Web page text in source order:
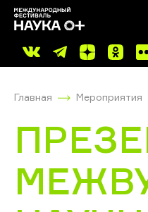
Главная Мероприятия